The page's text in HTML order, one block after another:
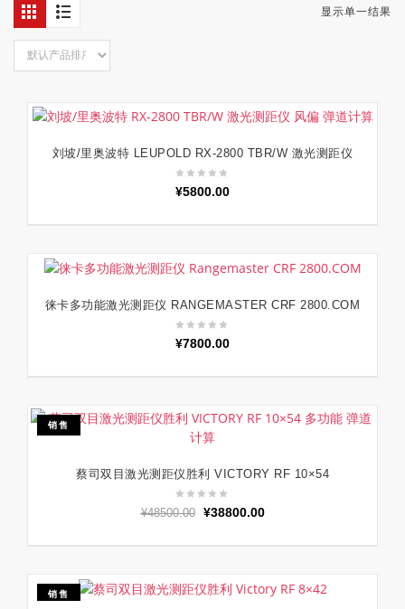
显示单一结果
加入购物车
刘坡/里奥波特 LEUPOLD RX-2800 TBR/W 激光测距仪
¥5800.00
加入购物车
徕卡多功能激光测距仪 RANGEMASTER CRF 2800.COM
¥7800.00
销售
加入购物车
蔡司双目激光测距仪胜利 VICTORY RF 10×54
¥48500.00
原
为：
¥38800.00当
价
为：
销售